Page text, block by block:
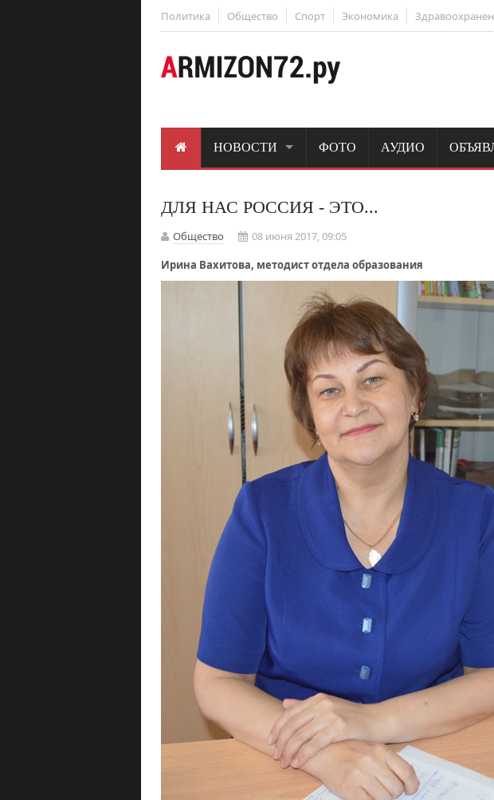
Политика Общество Спорт Экономика
НОВОСТИ ФОТО АУДИО
ДЛЯ НАС РОССИЯ - ЭТО...
Общество
08 июня 2017, 09:05
Ирина Вахитова, методист отдела образования